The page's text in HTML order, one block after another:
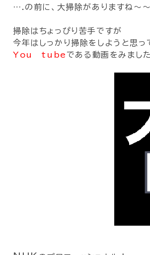
….の前に、大掃除がありますね～～
掃除はちょっぴり苦手ですが
今年はしっかり掃除をしようと思っ
You tube である動画をみました